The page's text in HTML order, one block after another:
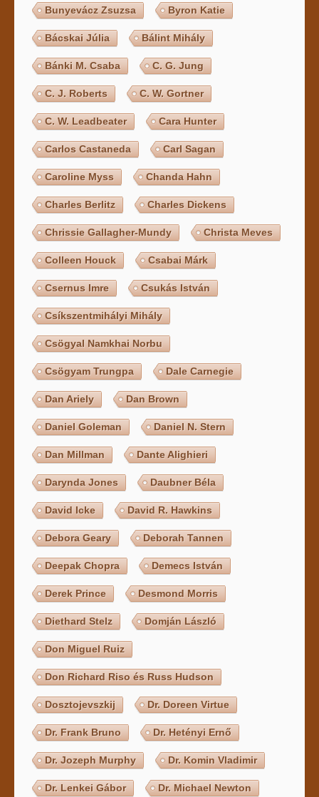
Bunyevácz Zsuzsa Byron Katie
Bácskai Júlia Bálint Mihály
Bánki M. Csaba C. G. Jung
C. J. Roberts C. W. Gortner
C. W. Leadbeater Cara Hunter
Carlos Castaneda Carl Sagan
Caroline Myss Chanda Hahn
Charles Berlitz Charles Dickens
Chrissie Gallagher-Mundy Christa Meves
Colleen Houck Csabai Márk
Csernus Imre Csukás István
Csíkszentmihályi Mihály
Csögyal Namkhai Norbu
Csögyam Trungpa Dale Carnegie
Dan Ariely Dan Brown
Daniel Goleman Daniel N. Stern
Dan Millman Dante Alighieri
Darynda Jones Daubner Béla
David Icke David R. Hawkins
Debora Geary Deborah Tannen
Deepak Chopra Demecs István
Derek Prince Desmond Morris
Diethard Stelz Domján László
Don Miguel Ruiz
Don Richard Riso és Russ Hudson
Dosztojevszkij Dr. Doreen Virtue
Dr. Frank Bruno Dr. Hetényi Ernő
Dr. Jozeph Murphy Dr. Komin Vladimir
Dr. Lenkei Gábor Dr. Michael Newton